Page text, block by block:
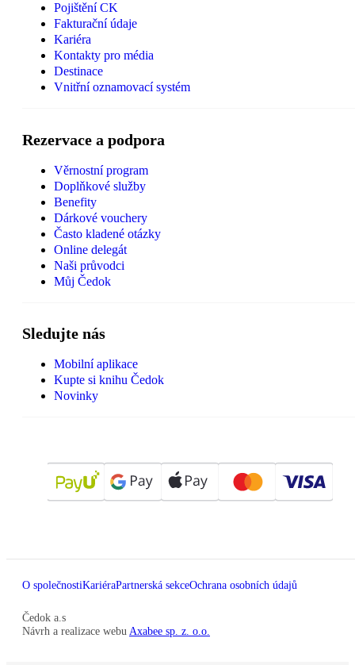
Pojištění CK
Fakturační údaje
Kariéra
Kontakty pro média
Destinace
Vnitřní oznamovací systém
Rezervace a podpora
Věrnostní program
Doplňkové služby
Benefity
Dárkové vouchery
Často kladené otázky
Online delegát
Naši průvodci
Můj Čedok
Sledujte nás
Mobilní aplikace
Kupte si knihu Čedok
Novinky
O společnostiKariéraPartnerská sekceOchrana osobních údajů
Čedok a.s
Návrh a realizace webu Axabee sp. z. o.o.